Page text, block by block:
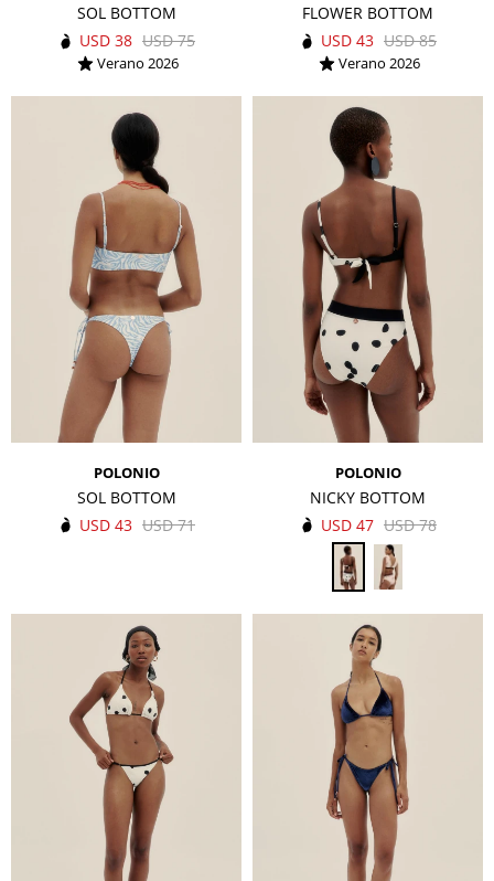
SOL BOTTOM
USD 38 USD 75
Verano 2026
FLOWER BOTTOM
USD 43 USD 85
Verano 2026
POLONIO
SOL BOTTOM
USD 43 USD 71
POLONIO
NICKY BOTTOM
USD 47 USD 78